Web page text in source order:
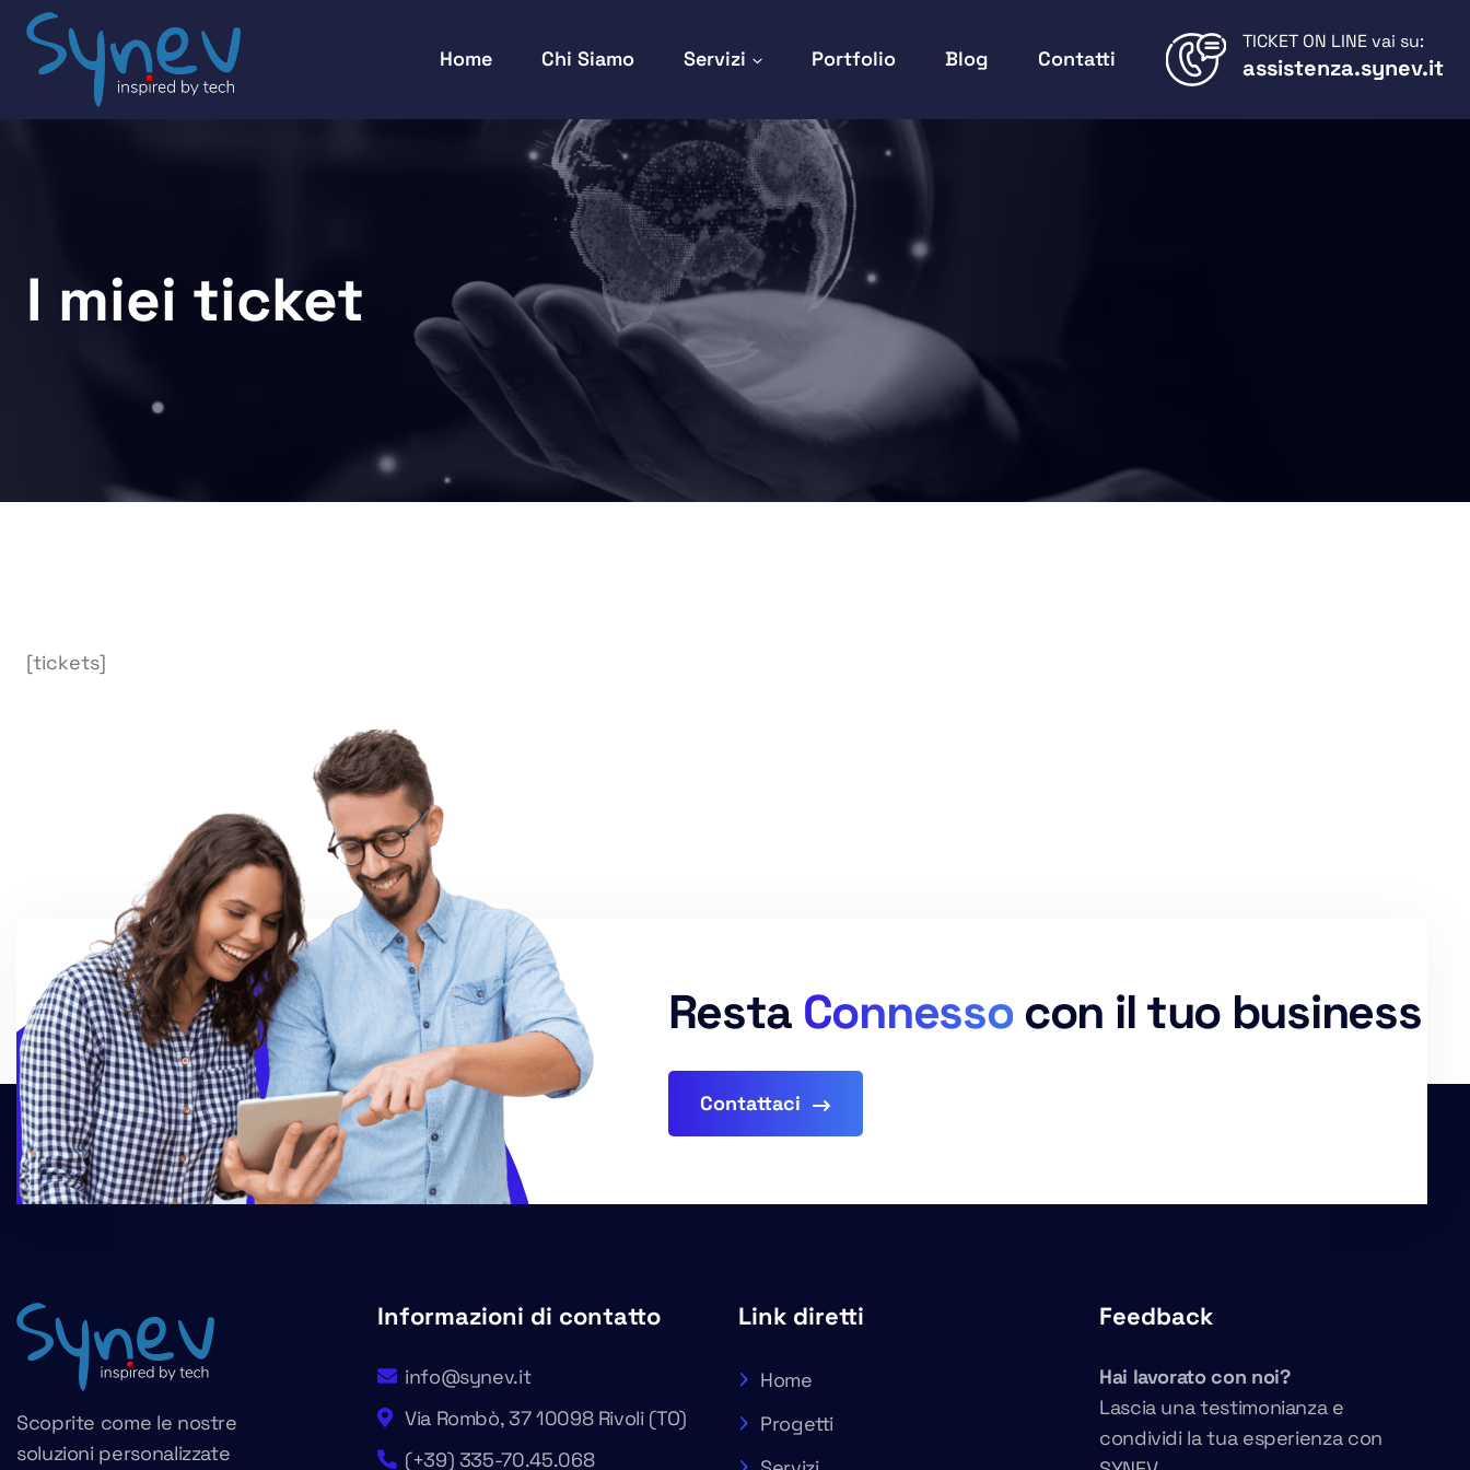
Home Chi Siamo Servizi Portfolio Blog Contatti
TICKET ON LINE vai su:
assistenza.synev.it
I miei ticket
[tickets]
Resta Connesso con il tuo business
Contattaci
Scoprite come le nostre
soluzioni personalizzate
Informazioni di contatto
info@synev.it
Via Rombò, 37 10098 Rivoli (TO)
(+39) 335-70.45.068
Link diretti
Home
Progetti
Feedback
Hai lavorato con noi?
Lascia una testimonianza e
condividi la tua esperienza con